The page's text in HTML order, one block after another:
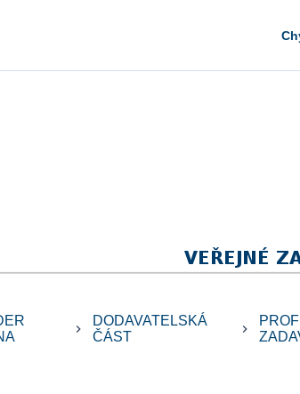
keyboard_arrow_right
DODAVATELSKÁ
ČÁST
keyboard_arrow_right